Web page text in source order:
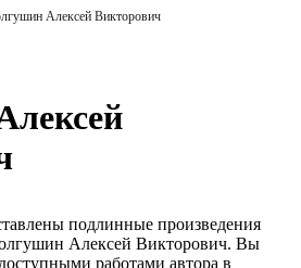
Алексей Викторович
подлинные произведения
Алексей Викторович. Вы
работами автора в